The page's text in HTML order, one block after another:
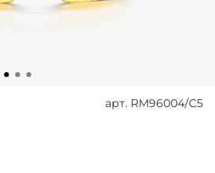
арт. RM96004/C5